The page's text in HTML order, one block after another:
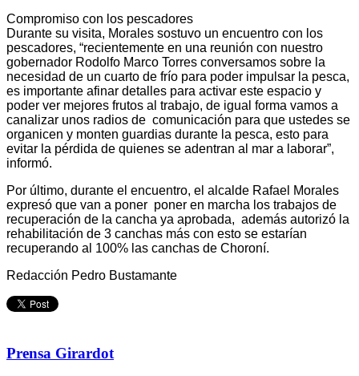
Compromiso con los pescadores
Durante su visita, Morales sostuvo un encuentro con los
pescadores, “recientemente en una reunión con nuestro
gobernador Rodolfo Marco Torres conversamos sobre la
necesidad de un cuarto de frío para poder impulsar la pesca,
es importante afinar detalles para activar este espacio y
poder ver mejores frutos al trabajo, de igual forma vamos a
canalizar unos radios de comunicación para que ustedes se
organicen y monten guardias durante la pesca, esto para
evitar la pérdida de quienes se adentran al mar a laborar”,
informó.
Por último, durante el encuentro, el alcalde Rafael Morales
expresó que van a poner poner en marcha los trabajos de
recuperación de la cancha ya aprobada, además autorizó la
rehabilitación de 3 canchas más con esto se estarían
recuperando al 100% las canchas de Choroní.
Redacción Pedro Bustamante
Prensa Girardot